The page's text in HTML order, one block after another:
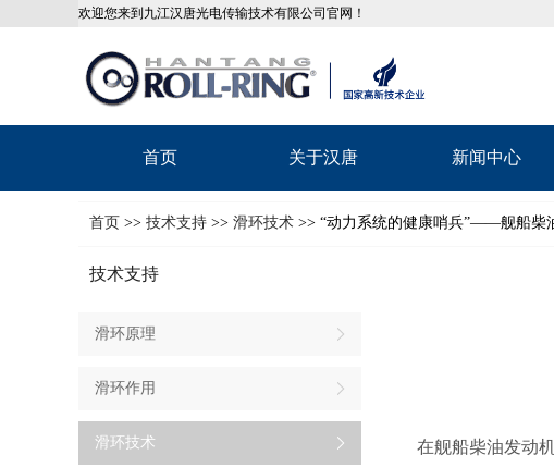
欢迎您来到九江汉唐光电传输技术有限公司官网！
首页 关于汉唐 新闻中心
首页 >> 技术支持 >> 滑环技术 >> “动力系统的健康哨兵”——舰船柴
技术支持
滑环原理
滑环作用
滑环技术
在舰船柴油发动